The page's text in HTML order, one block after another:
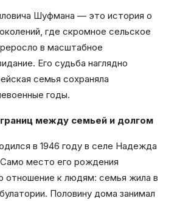
Шуфмана — это история о
где скромное сельское
в масштабное
Его судьба наглядно
семья сохраняла
годы.
между семьей и долгом
в 1946 году в селе Надежда
место его рождения
отношение к людям: семья жила в
Половину дома занимал